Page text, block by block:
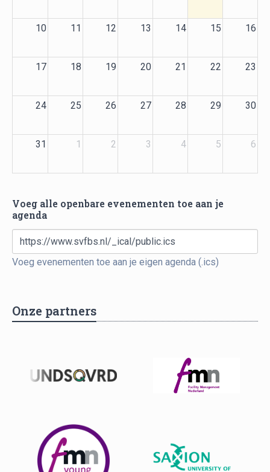
10 11 12 13 14 15 16
17 18 19 20 21 22 23
24 25 26 27 28 29 30
31 1 2 3 4 5 6
Voeg alle openbare evenementen toe aan je
agenda
https://www.svfbs.nl/_ical/public.ics
Voeg evenementen toe aan je eigen agenda (.ics)
Onze partners